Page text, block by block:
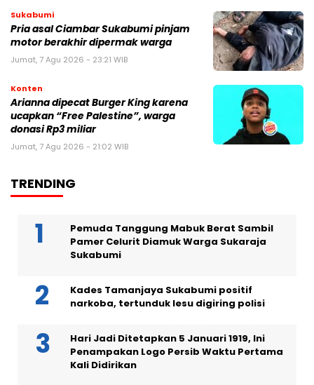
Sukabumi
Pria asal Ciambar Sukabumi pinjam
motor berakhir dipermak warga
Jumat, 7 Agu 2026 - 23:21 WIB
Konten
Arianna dipecat Burger King karena
ucapkan “Free Palestine”, warga
donasi Rp3 miliar
Jumat, 7 Agu 2026 - 21:02 WIB
TRENDING
Pemuda Tanggung Mabuk Berat Sambil
Pamer Celurit Diamuk Warga Sukaraja
Sukabumi
Kades Tamanjaya Sukabumi positif
narkoba, tertunduk lesu digiring polisi
Hari Jadi Ditetapkan 5 Januari 1919, Ini
Penampakan Logo Persib Waktu Pertama
Kali Didirikan